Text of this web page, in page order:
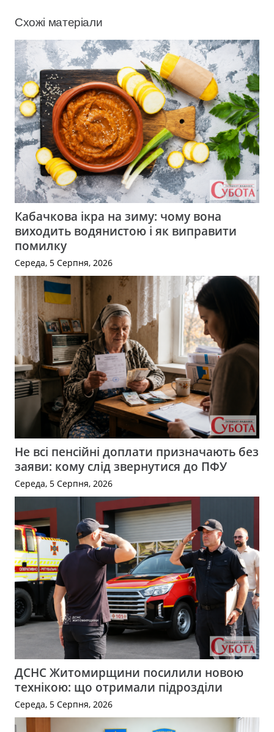
Схожі матеріали
Кабачкова ікра на зиму: чому вона
виходить водянистою і як виправити
помилку
Середа, 5 Серпня, 2026
Не всі пенсійні доплати призначають без
заяви: кому слід звернутися до ПФУ
Середа, 5 Серпня, 2026
ДСНС Житомирщини посилили новою
технікою: що отримали підрозділи
Середа, 5 Серпня, 2026